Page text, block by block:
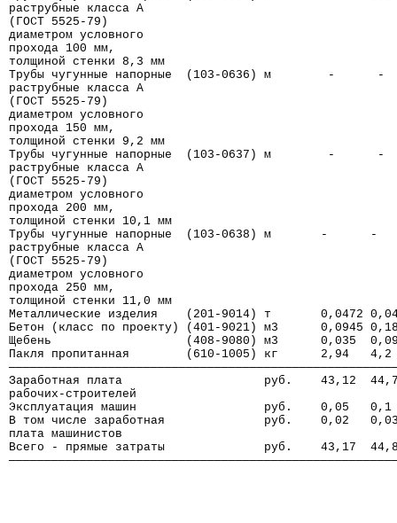
раструбные класса А
(ГОСТ 5525-79)
диаметром условного
прохода 100 мм,
толщиной стенки 8,3 мм
Трубы чугунные напорные  (103-0636) м        -
раструбные класса А
(ГОСТ 5525-79)
диаметром условного
прохода 150 мм,
толщиной стенки 9,2 мм
Трубы чугунные напорные  (103-0637) м        -
раструбные класса А
(ГОСТ 5525-79)
диаметром условного
прохода 200 мм,
толщиной стенки 10,1 мм
Трубы чугунные напорные  (103-0638) м       -
раструбные класса А
(ГОСТ 5525-79)
диаметром условного
прохода 250 мм,
толщиной стенки 11,0 мм
Металлические изделия    (201-9014) т       0,0472
Бетон (класс по проекту) (401-9021) м3      0,0945
Щебень                   (408-9080) м3      0,035
Пакля пропитанная        (610-1005) кг      2,94
Заработная плата                    руб.    43,12
рабочих-строителей
Эксплуатация машин                  руб.    0,05
В том числе заработная              руб.    0,02
плата машинистов
Всего - прямые затраты              руб.    43,17